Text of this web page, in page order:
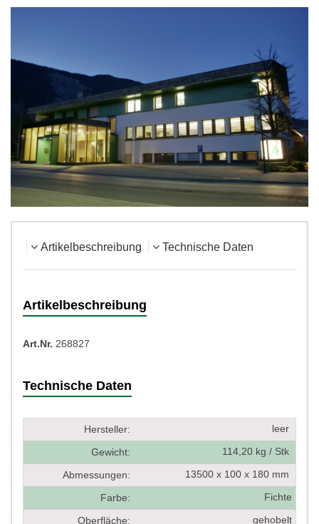
Artikelbeschreibung Technische Daten
Artikelbeschreibung
Art.Nr. 268827
Technische Daten
Hersteller: leer
Gewicht: 114,20 kg / Stk
Abmessungen: 13500 x 100 x 180 mm
Farbe: Fichte
Oberfläche: gehobelt